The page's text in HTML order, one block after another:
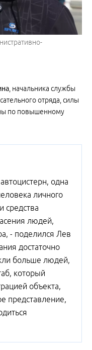
, начальника службы
отряда, силы
по повышенному
одна
личного
средства
людей,
- поделился Лев
достаточно
больше людей,
который
объекта,
представление,